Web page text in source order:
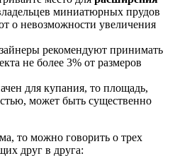
миниатюрных прудов
о невозможности увеличения
рекомендуют принимать
не более 3% от размеров
для купания, то площадь,
может быть существенно
то можно говорить о трех
друг в друга: